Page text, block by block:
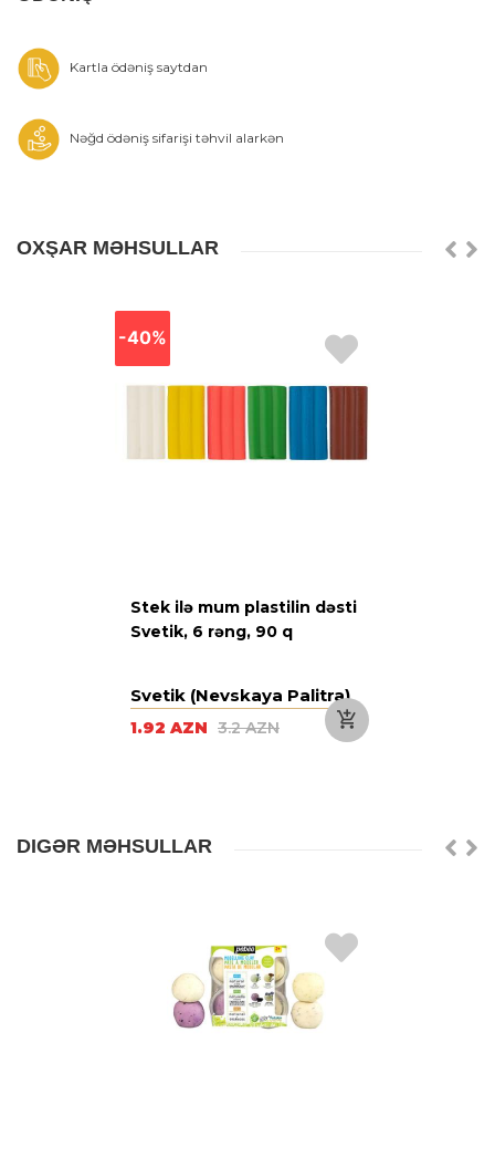
Kartla ödəniş saytdan
Nəğd ödəniş sifarişi təhvil alarkən
OXŞAR MƏHSULLAR
-40%
Stek ilə mum plastilin dəsti
Svetik, 6 rəng, 90 q
Svetik (Nevskaya Palitra)
1.92 AZN 3.2 AZN
DIGƏR MƏHSULLAR